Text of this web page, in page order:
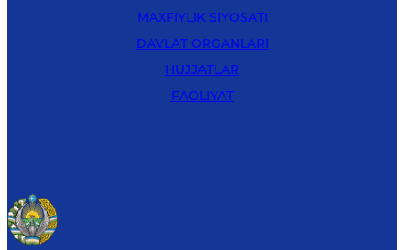
MAXFIYLIK SIYOSATI
DAVLAT ORGANLARI
HUJJATLAR
FAOLIYAT